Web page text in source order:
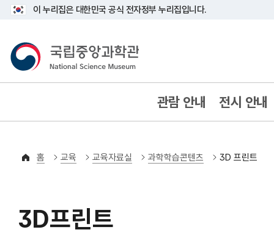
이 누리집은 대한민국 공식 전자정부 누리집입니다.
국립중앙과학관
80YEARS ANNIVERSARY
관람 안내 전시 안내
홈 교육 교육자료실 과학학습콘텐츠 3D 프린트
3D프린트